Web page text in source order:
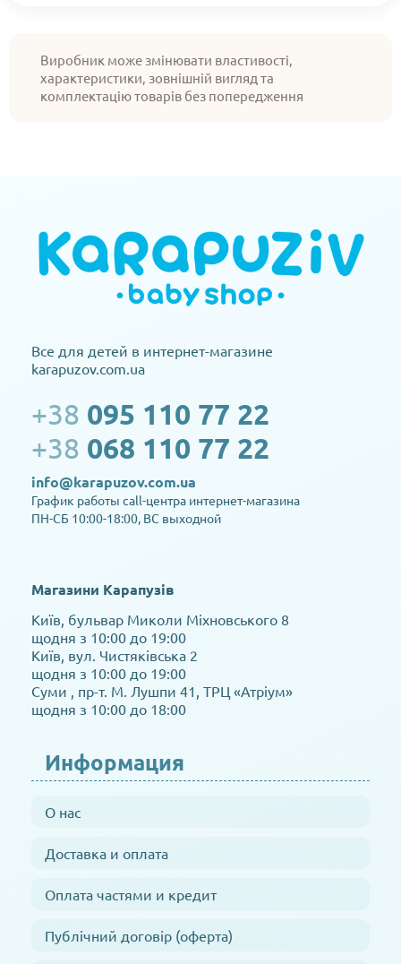
Виробник може змінювати властивості,
характеристики, зовнішній вигляд та
комплектацію товарів без попередження
Все для детей в интернет-магазине
karapuzov.com.ua
+38 095 110 77 22
+38 068 110 77 22
info@karapuzov.com.ua
График работы call-центра интернет-магазина
ПН-СБ 10:00-18:00, ВС выходной
Магазини Карапузів
Київ, бульвар Миколи Міхновського 8
щодня з 10:00 до 19:00
Київ, вул. Чистяківська 2
щодня з 10:00 до 19:00
Суми , пр-т. М. Лушпи 41, ТРЦ «Атріум»
щодня з 10:00 до 18:00
Информация
О нас
Доставка и оплата
Оплата частями и кредит
Публічний договір (оферта)